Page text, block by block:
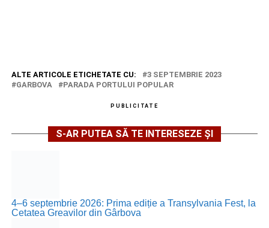
ALTE ARTICOLE ETICHETATE CU:
3 SEPTEMBRIE 2023
GARBOVA
PARADA PORTULUI POPULAR
PUBLICITATE
S-AR PUTEA SĂ TE INTERESEZE ȘI
4–6 septembrie 2026: Prima ediție a Transylvania Fest, la
Cetatea Greavilor din Gârbova